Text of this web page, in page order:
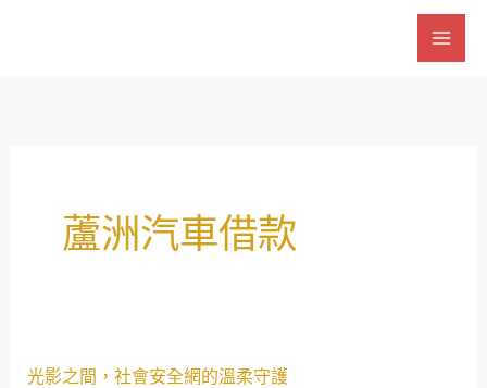
蘆洲汽車借款
光影之間，社會安全網的溫柔守護
光